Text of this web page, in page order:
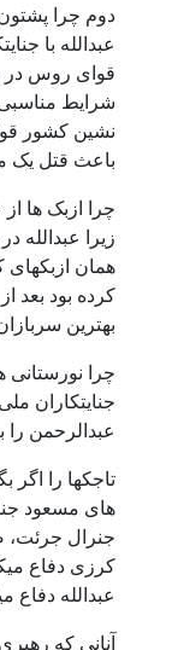
دوم چرا پشتون
عبدالله با
قوای روس در
شرایط
نشین کشور
باعث قتل یک
چرا ازبک ها از
زیرا عبدالله
همان
کرده بود بعد
بهترین
چرا نورستانی
جنایتکاران
عبدالرحمن را
تاجکها را اگر
های مسعود
جنرال جرئت،
کرزی دفاع
عبدالله دفاع
آنانی که